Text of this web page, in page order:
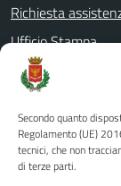
Secondo quanto
Regolamento (UE)
tecnici, che non
di terze parti.
Richiesta
Ufficio Stampa
Amministrazione
Albo pretorio
Informativa
Note legali